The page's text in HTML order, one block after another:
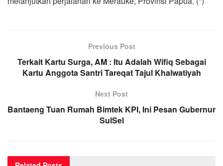
Previous Post
Terkait Kartu Surga, AM : Itu Adalah Wifiq Sebagai
Kartu Anggota Santri Tareqat Tajul Khalwatiyah
Next Post
Bantaeng Tuan Rumah Bimtek KPI, Ini Pesan Gubernur
SulSel